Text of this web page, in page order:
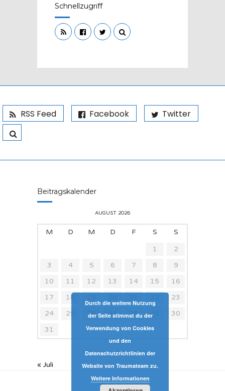
Schnellzugriff
RSS Feed Facebook Twitter
Beitragskalender
AUGUST 2026
M D M D F S
S
1
2
3
4 5 6 7 8
9
10
11 12 13 14 15
16
17
18
23
24
25 26 27 28 29
30
31
« Juli
Durch die weitere Nutzung
der Seite stimmst du der
Verwendung von Cookies
und den
Datenschutzrichtlinien der
Website von Traumateam zu.
Weitere Informationen